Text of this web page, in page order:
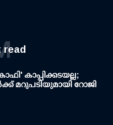
read
കാപ്പിക്കടയല്ല;
മറുപടിയുമായി റോജി